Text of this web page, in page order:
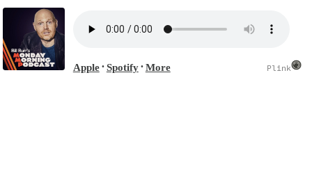
Apple• Spotify• More Plink